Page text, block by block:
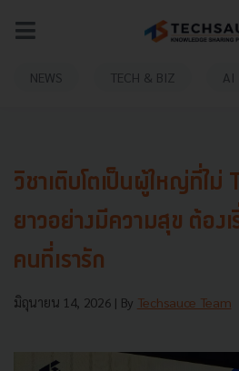
NEWS TECH & BIZ AI
วิชาเติบโตเป็นผู้ใหญ่ที่ไ
ยาวอย่างมีความสุข ต้องเ
คนที่เรารัก
มิถุนายน 14, 2026 | By Techsauce Team